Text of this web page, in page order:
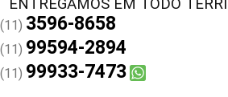
(11) 3596-8658
(11) 99594-2894
(11) 99933-7473